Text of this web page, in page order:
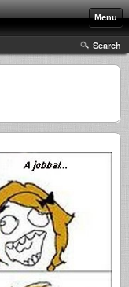
Menu
Search